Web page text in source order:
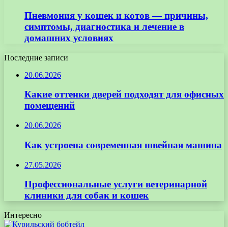
Пневмония у кошек и котов — причины,
симптомы, диагностика и лечение в
домашних условиях
Последние записи
20.06.2026
Какие оттенки дверей подходят для офисных
помещений
20.06.2026
Как устроена современная швейная машина
27.05.2026
Профессиональные услуги ветеринарной
клиники для собак и кошек
Интересно